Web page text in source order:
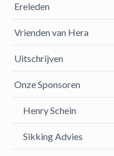
Ereleden
Vrienden van Hera
Uitschrijven
Onze Sponsoren
Henry Schein
Sikking Advies